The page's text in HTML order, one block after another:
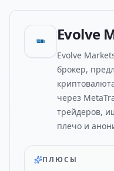
Evolve
Evolve
брокер,
через
трейдеров,
плечо и
ПЛЮСЫ